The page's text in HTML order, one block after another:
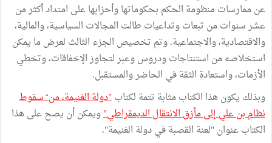
عن ممارسات منظومة الحكم بحكوماتها وأحزابها على امتداد أكثر من
عشر سنوات من تبعات وتداعيات طالت المجالات السياسية، والمالية،
والاقتصادية، والاجتماعية. وتم تخصيص الجزء الثالث لعرض ما يمكن
استخلاصه من استنتاجات ودروس وعبر لتجاوز الإخفاقات، وتخطي
الأزمات، واستعادة الثقة في الحاضر والمستقبل.
وبذلك يكون هذا الكتاب مثابة تتمة لكتاب"دولة الغنيمة، من ّ سقوط
نظام بن علي إلى مأزق الانتقال الديمقراطي"ويمكن أن يصح على هذا
الكتاب عنوان "لعنة القصبة في دولة الغنيمة".